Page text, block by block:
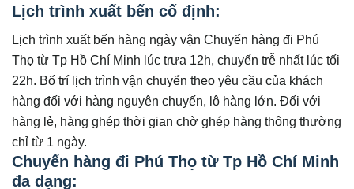
Lịch trình xuất bến cố định:
Lịch trình xuất bến hàng ngày vận Chuyển hàng đi Phú
Thọ từ Tp Hồ Chí Minh lúc trưa 12h, chuyến trễ nhất lúc tối
22h. Bố trí lịch trình vận chuyển theo yêu cầu của khách
hàng đối với hàng nguyên chuyến, lô hàng lớn. Đối với
hàng lẻ, hàng ghép thời gian chờ ghép hàng thông thường
chỉ từ 1 ngày.
Chuyển hàng đi Phú Thọ từ Tp Hồ Chí Minh
đa dạng: